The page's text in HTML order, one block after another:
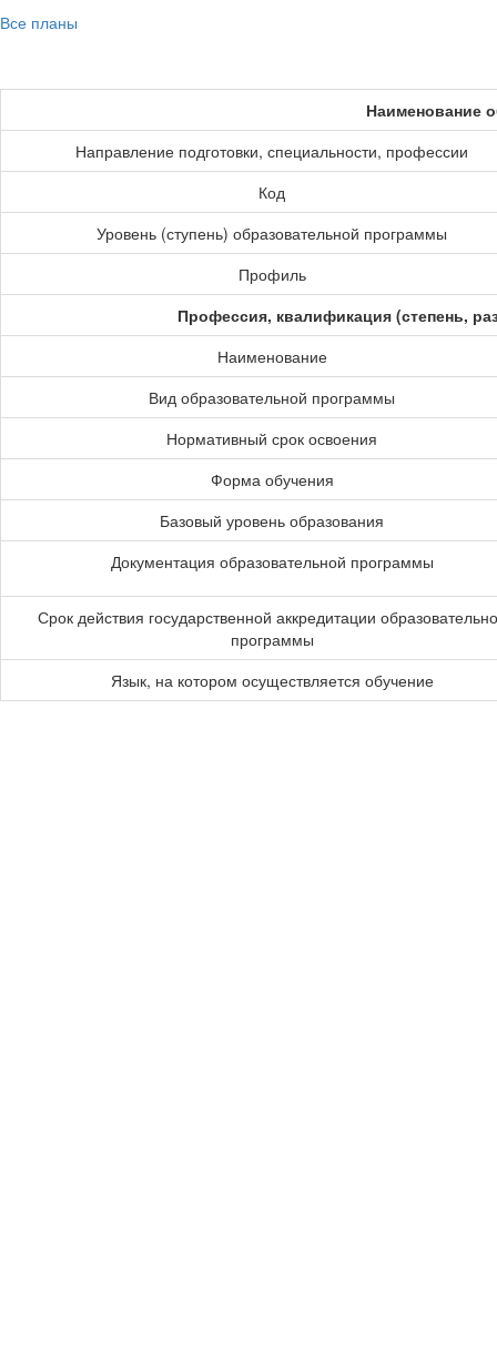
Все планы
Наименование
Направление подготовки, специальности, профессии
Код
Уровень (ступень) образовательной программы
Профиль
Профессия, квалификация (степень,
Наименование
Вид образовательной программы
Нормативный срок освоения
Форма обучения
Базовый уровень образования
Документация образовательной программы
Срок действия государственной аккредитации
программы
Язык, на котором осуществляется обучение